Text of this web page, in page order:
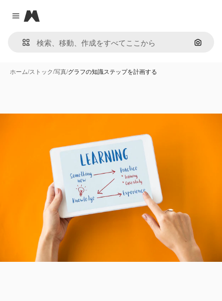
Close menu
Magnific
画像で
ホーム/ストック/写真/グラフの知識ステップを計画する